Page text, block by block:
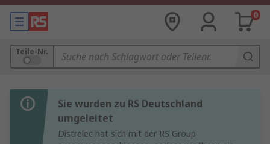
0
Teile-Nr.
Sie wurden zu RS Deutschland
umgeleitet
Distrelec hat sich mit der RS Group